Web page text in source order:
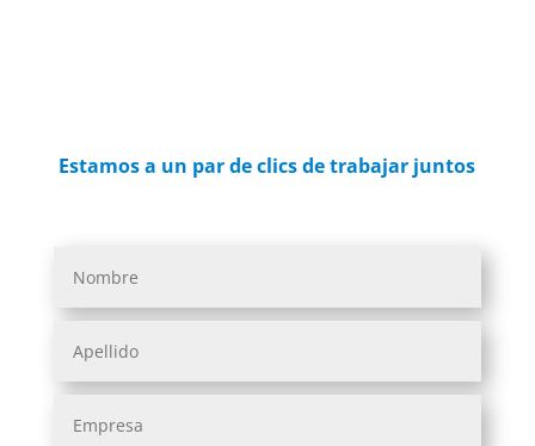
Estamos a un par de clics de trabajar juntos